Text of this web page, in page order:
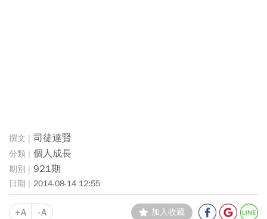
司徒達賢
個人成長
921期
2014-08-14 12:55
+A -A 加入收藏